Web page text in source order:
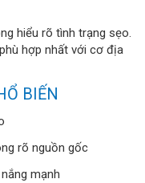
hiểu rõ tình trạng sẹo.
hợp nhất với cơ địa
BIẾN
rõ nguồn gốc
mạnh